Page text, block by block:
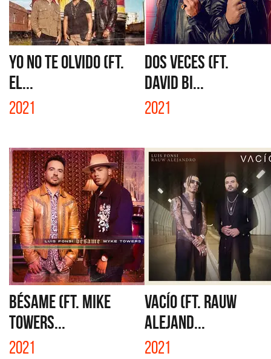
YO NO TE OLVIDO (FT.
EL...
2021
DOS VECES (FT.
DAVID BI...
2021
BÉSAME (FT. MIKE
TOWERS...
2021
VACÍO (FT. RAUW
ALEJAND...
2021